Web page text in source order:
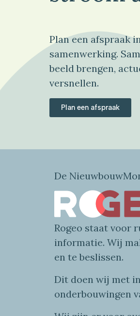
Plan een afspraak
samenwerking.
beeld brengen,
versnellen.
Plan een afspraak
De
Rogeo staat voor
informatie. Wij
en te beslissen.
Dit doen wij met
onderbouwingen